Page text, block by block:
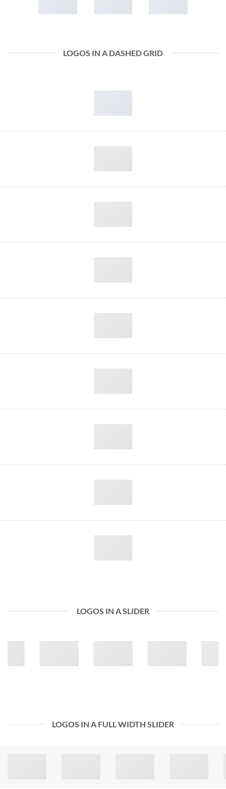
LOGOS IN A DASHED GRID
LOGOS IN A SLIDER
LOGOS IN A FULL WIDTH SLIDER